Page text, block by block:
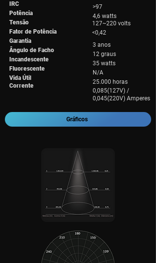
Gráficos
IRC
Potência
Tensão
Fator de Potência
Garantia
Ângulo de Facho
Incandescente
Fluorescente
Vida Útil
Corrente
>97
4,6 watts
3 anos
12 graus
35 watts
N/A
25.000 horas
0,085(127V) /
0,045(220V) Amperes
127~220 volts
<0,42